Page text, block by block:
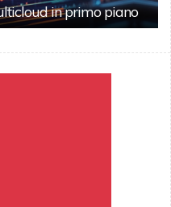
in primo piano